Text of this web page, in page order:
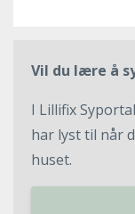
Vil du lære å
I Lillifix
har lyst til når
huset.